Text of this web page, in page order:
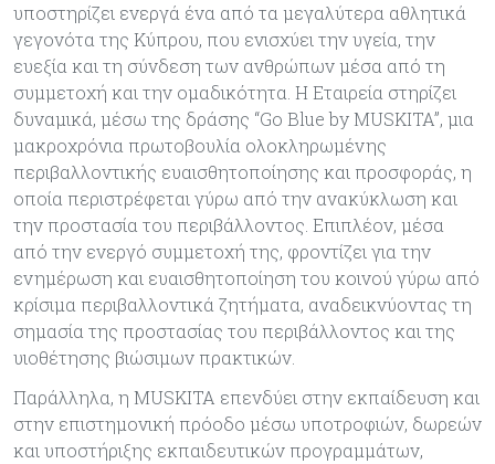
υποστηρίζει ενεργά ένα από τα μεγαλύτερα αθλητικά
γεγονότα της Κύπρου, που ενισχύει την υγεία, την
ευεξία και τη σύνδεση των ανθρώπων μέσα από τη
συμμετοχή και την ομαδικότητα. Η Εταιρεία στηρίζει
δυναμικά, μέσω της δράσης “Go Blue by MUSKITA”, μια
μακροχρόνια πρωτοβουλία ολοκληρωμένης
περιβαλλοντικής ευαισθητοποίησης και προσφοράς, η
οποία περιστρέφεται γύρω από την ανακύκλωση και
την προστασία του περιβάλλοντος. Επιπλέον, μέσα
από την ενεργό συμμετοχή της, φροντίζει για την
ενημέρωση και ευαισθητοποίηση του κοινού γύρω από
κρίσιμα περιβαλλοντικά ζητήματα, αναδεικνύοντας τη
σημασία της προστασίας του περιβάλλοντος και της
υιοθέτησης βιώσιμων πρακτικών.
Παράλληλα, η MUSKITA επενδύει στην εκπαίδευση και
στην επιστημονική πρόοδο μέσω υποτροφιών, δωρεών
και υποστήριξης εκπαιδευτικών προγραμμάτων,